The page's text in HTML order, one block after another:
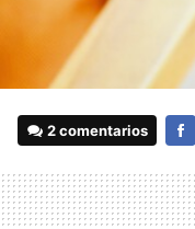
2 comentarios